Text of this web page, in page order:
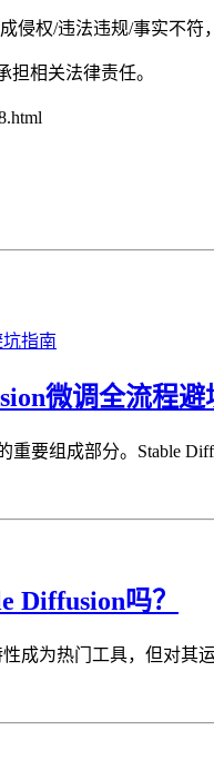
侵权/违法违规/事实不符
相关法律责任。
微调全流程避
要组成部分。Stable
Diffusion吗？
成为热门工具，但对